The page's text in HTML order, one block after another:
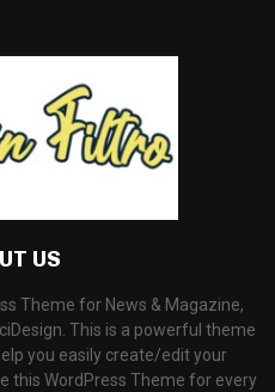
US
Theme for News & Magazine,
This is a powerful theme
you easily create/edit your
this WordPress Theme for every